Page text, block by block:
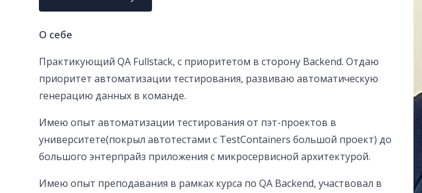
О себе
Практикующий QA Fullstack, с приоритетом в сторону Backend. Отдаю
приоритет автоматизации тестирования, развиваю автоматическую
генерацию данных в команде.
Имею опыт автоматизации тестирования от пэт-проектов в
университете(покрыл автотестами с TestContainers большой проект) до
большого энтерпрайз приложения с микросервисной архитектурой.
Имею опыт преподавания в рамках курса по QA Backend, участвовал в